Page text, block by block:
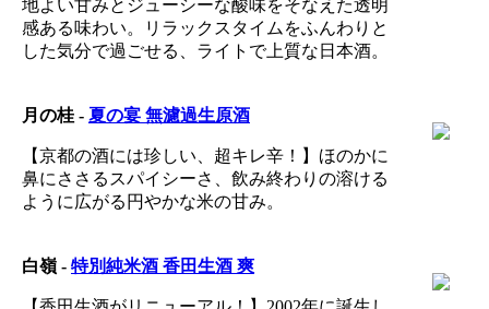
地よい甘みとジューシーな酸味をそなえた透明
感ある味わい。リラックスタイムをふんわりと
した気分で過ごせる、ライトで上質な日本酒。
月の桂 - 夏の宴 無濾過生原酒
【京都の酒には珍しい、超キレ辛！】ほのかに
鼻にささるスパイシーさ、飲み終わりの溶ける
ように広がる円やかな米の甘み。
白嶺 - 特別純米酒 香田生酒 爽